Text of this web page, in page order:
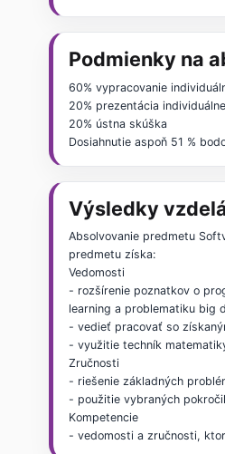
Podmienky na
60% vypracovanie
20% prezentácia
20% ústna skúška
Dosiahnutie aspoň 51 %
Výsledky
Absolvovanie predmetu
predmetu získa:
Vedomosti
- rozšírenie poznatkov o
learning a problematiku big
- vedieť pracovať so
- využitie techník
Zručnosti
- riešenie základných
- použitie vybraných
Kompetencie
- vedomosti a zručnosti,